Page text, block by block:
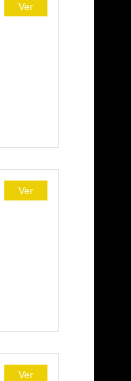
Ver
Ver
Ver